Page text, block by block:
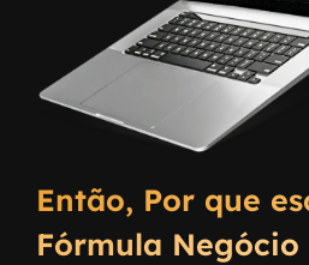
Então, Por que
Fórmula Negócio